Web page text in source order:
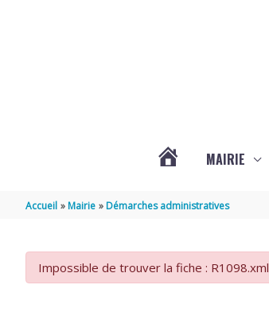
MARSILLY
MAIRIE
Accueil Mairie Démarches administratives
Impossible de trouver la fiche : R1098.xml